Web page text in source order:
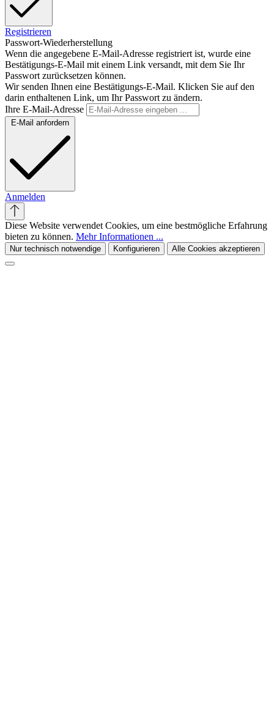
Registrieren
Passwort-Wiederherstellung
Wenn die angegebene E-Mail-Adresse registriert ist, wurde eine
Bestätigungs-E-Mail mit einem Link versandt, mit dem Sie Ihr
Passwort zurücksetzen können.
Wir senden Ihnen eine Bestätigungs-E-Mail. Klicken Sie auf den
darin enthaltenen Link, um Ihr Passwort zu ändern.
Ihre E-Mail-Adresse
E-Mail anfordern
Anmelden
Diese Website verwendet Cookies, um eine bestmögliche Erfahrung
bieten zu können. Mehr Informationen ...
Nur technisch notwendige Konfigurieren Alle Cookies akzeptieren